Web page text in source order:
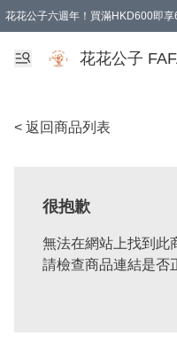
花花公子六週年！買滿HKD600即享
購物滿 HKD 600.00即享免運費優惠
花花公子
< 返回商品列表
很抱歉
無法在網站上找到此
請檢查商品連結是否